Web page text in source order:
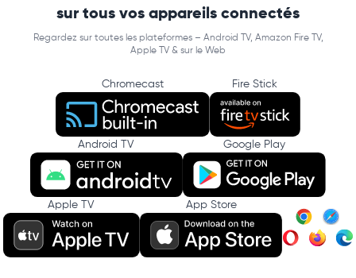
sur tous vos appareils connectés
Regardez sur toutes les plateformes – Android TV, Amazon Fire TV,
Apple TV & sur le Web
Chromecast Fire Stick
Android TV Google Play
Apple TV App Store